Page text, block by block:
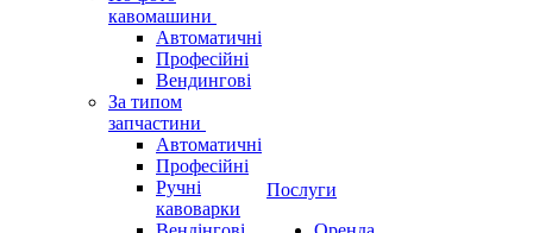
кавомашини
Автоматичні
Професійні
Вендингові
За типом
запчастини
Автоматичні
Професійні
Ручні
кавоварки
Послуги